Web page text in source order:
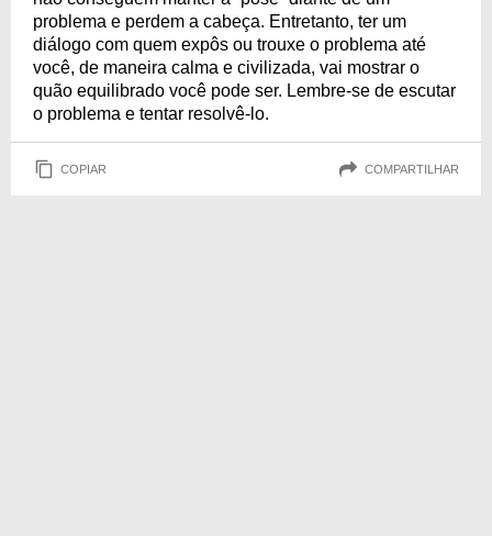
problema e perdem a cabeça. Entretanto, ter um
diálogo com quem expôs ou trouxe o problema até
você, de maneira calma e civilizada, vai mostrar o
quão equilibrado você pode ser. Lembre-se de escutar
o problema e tentar resolvê-lo.
COPIAR COMPARTILHAR